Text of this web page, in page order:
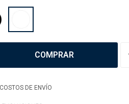
COMPRAR
DE ENVÍO